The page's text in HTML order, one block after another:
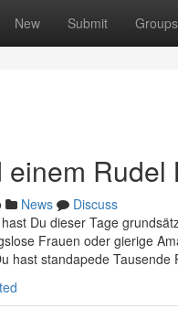
New Submit Groups
News
Discuss
Du dieser Tage
Frauen oder gierige
hast standapede